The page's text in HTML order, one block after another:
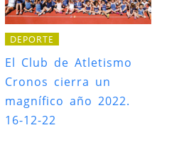
DEPORTE
El Club de Atletismo
Cronos cierra un
magnífico año 2022.
16-12-22